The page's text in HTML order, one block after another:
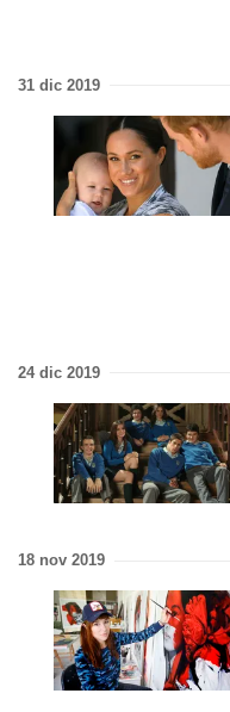
31 dic 2019
24 dic 2019
18 nov 2019